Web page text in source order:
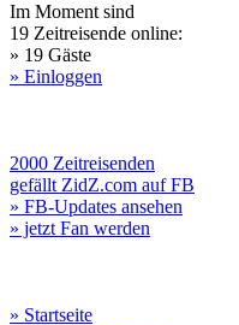
Im Moment sind
19 Zeitreisende online:
» 19 Gäste
» Einloggen
2000 Zeitreisenden
gefällt ZidZ.com auf FB
» FB-Updates ansehen
» jetzt Fan werden
» Startseite